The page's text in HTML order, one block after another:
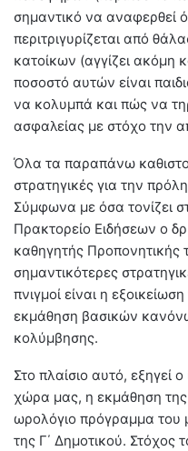
σημαντικό να αναφερθεί
περιτριγυρίζεται από
κατοίκων (αγγίζει ακόμη
ποσοστό αυτών είναι
να κολυμπά και πώς να
ασφαλείας με στόχο την
Όλα τα παραπάνω
στρατηγικές για την
Σύμφωνα με όσα τονίζει
Πρακτορείο Ειδήσεων ο
καθηγητής
σημαντικότερες
πνιγμοί είναι η
εκμάθηση βασικών
κολύμβησης.
Στο πλαίσιο αυτό, εξηγεί
χώρα μας, η εκμάθηση
ωρολόγιο πρόγραμμα του
της Γ΄ Δημοτικού. Στόχος